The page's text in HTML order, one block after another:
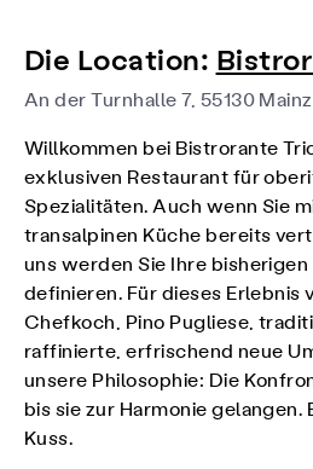
Die Location:
An der Turnhalle 7, 55130 Mainz
Willkommen bei Bistrorante
exklusiven Restaurant für
Spezialitäten. Auch wenn Sie
transalpinen Küche bereits
uns werden Sie Ihre
definieren. Für dieses Erlebnis
Chefkoch, Pino Pugliese,
raffinierte, erfrischend neue
unsere Philosophie: Die
bis sie zur Harmonie gelangen.
Kuss.